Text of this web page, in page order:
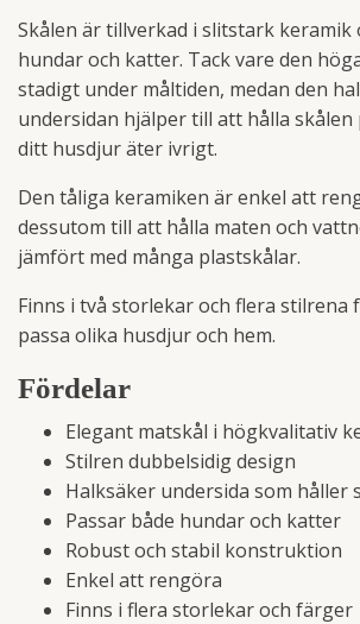
Skålen är tillverkad i slitstark keramik
hundar och katter. Tack vare den
stadigt under måltiden, medan den
undersidan hjälper till att hålla skålen
ditt husdjur äter ivrigt.
Den tåliga keramiken är enkel att
dessutom till att hålla maten och
jämfört med många plastskålar.
Finns i två storlekar och flera
passa olika husdjur och hem.
Fördelar
Elegant matskål i högkvalitativ
Stilren dubbelsidig design
Halksäker undersida som håller
Passar både hundar och katter
Robust och stabil konstruktion
Enkel att rengöra
Finns i flera storlekar och färger